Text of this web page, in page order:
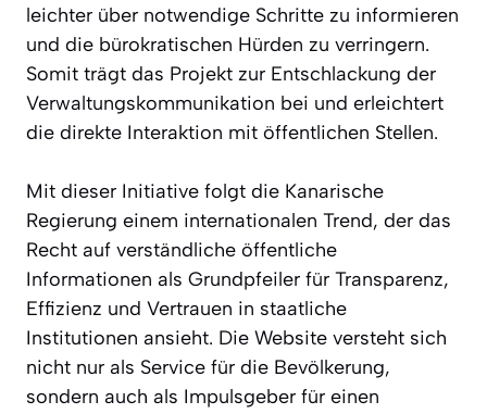
leichter über notwendige Schritte zu informieren
und die bürokratischen Hürden zu verringern.
Somit trägt das Projekt zur Entschlackung der
Verwaltungskommunikation bei und erleichtert
die direkte Interaktion mit öffentlichen Stellen.
Mit dieser Initiative folgt die Kanarische
Regierung einem internationalen Trend, der das
Recht auf verständliche öffentliche
Informationen als Grundpfeiler für Transparenz,
Effizienz und Vertrauen in staatliche
Institutionen ansieht. Die Website versteht sich
nicht nur als Service für die Bevölkerung,
sondern auch als Impulsgeber für einen